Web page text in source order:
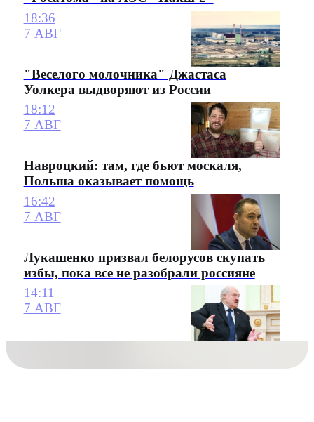
18:36
7 АВГ
"Веселого молочника" Джастаса
Уолкера выдворяют из России
18:12
7 АВГ
Навроцкий: там, где бьют москаля,
Польша оказывает помощь
16:42
7 АВГ
Лукашенко призвал белорусов скупать
избы, пока все не разобрали россияне
14:11
7 АВГ